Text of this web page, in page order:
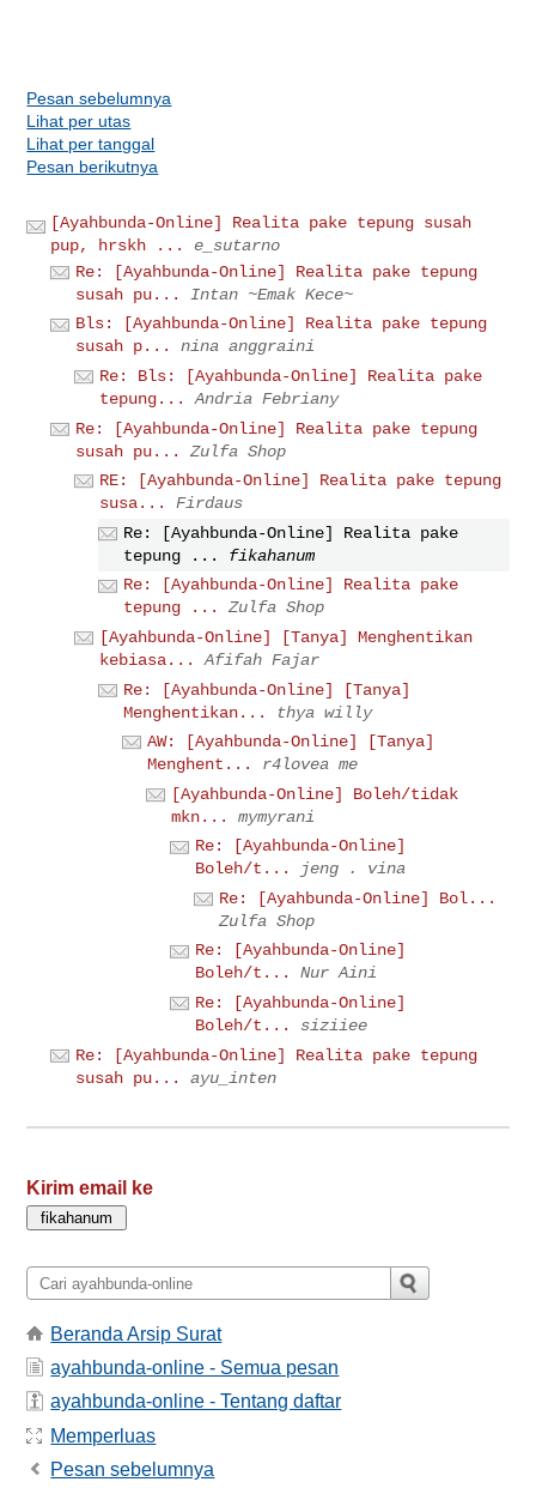
Pesan sebelumnya
Lihat per utas
Lihat per tanggal
Pesan berikutnya
[Ayahbunda-Online] Realita pake tepung susah
pup, hrskh ...
e_sutarno
Re: [Ayahbunda-Online] Realita pake tepung
susah pu...
Intan ~Emak Kece~
Bls: [Ayahbunda-Online] Realita pake tepung
susah p...
nina anggraini
Re: Bls: [Ayahbunda-Online] Realita pake
tepung...
Andria Febriany
Re: [Ayahbunda-Online] Realita pake tepung
susah pu...
Zulfa Shop
RE: [Ayahbunda-Online] Realita pake tepung
susa...
Firdaus
Re: [Ayahbunda-Online] Realita pake
tepung ...
fikahanum
Re: [Ayahbunda-Online] Realita pake
tepung ...
Zulfa Shop
[Ayahbunda-Online] [Tanya] Menghentikan
kebiasa...
Afifah Fajar
Re: [Ayahbunda-Online] [Tanya]
Menghentikan...
thya willy
AW: [Ayahbunda-Online] [Tanya]
Menghent...
r4lovea me
[Ayahbunda-Online] Boleh/tidak
mkn...
mymyrani
Re: [Ayahbunda-Online]
Boleh/t...
jeng . vina
Re: [Ayahbunda-Online] Bol...
Zulfa Shop
Re: [Ayahbunda-Online]
Boleh/t...
Nur Aini
Re: [Ayahbunda-Online]
Boleh/t...
siziiee
Re: [Ayahbunda-Online] Realita pake tepung
susah pu...
ayu_inten
Kirim email ke
Beranda Arsip Surat
ayahbunda-online - Semua pesan
ayahbunda-online - Tentang daftar
Memperluas
Pesan sebelumnya